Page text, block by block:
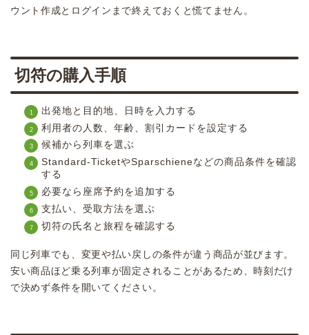
ウント作成とログインまで終えておくと慌てません。
切符の購入手順
出発地と目的地、日時を入力する
利用者の人数、年齢、割引カードを設定する
候補から列車を選ぶ
Standard-TicketやSparschieneなどの商品条件を確認
する
必要なら座席予約を追加する
支払い、受取方法を選ぶ
切符の氏名と旅程を確認する
同じ列車でも、変更や払い戻しの条件が違う商品が並びます。
安い商品ほど乗る列車が固定されることがあるため、時刻だけ
で決めず条件を開いてください。